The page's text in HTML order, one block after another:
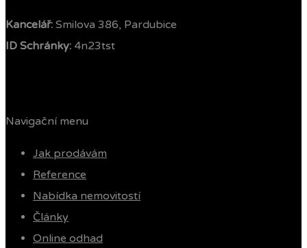
Kancelář: Smilova 386, Pardubice
ID Schránky: 4n23tst
Navigační menu
Jak prodávám
Reference
Nabídka nemovitostí
Články
Online odhad